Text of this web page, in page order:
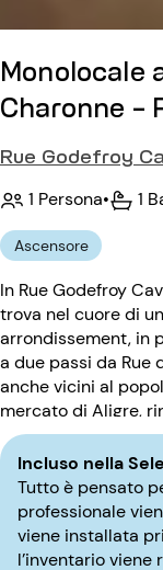
Monolocale
Charonne -
Rue Godefroy
1 Persona• 1
Ascensore
In Rue Godefroy
trova nel cuore di
arrondissement, in
a due passi da Rue
anche vicini al
mercato di Aligre,
e i suoi negozi di alta qualità. La
di Charonne si
un ottimo accesso a tutta Parigi.
da abitare può
confortevole e
un edificio sicuro
Incluso nella
Tutto è pensato
professionale
viene installata
l’inventario